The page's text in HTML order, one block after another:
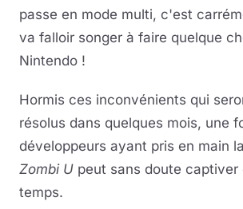
passe en mode multi, c'est
va falloir songer à faire quelque
Nintendo !
Hormis ces inconvénients qui
résolus dans quelques mois, une
développeurs ayant pris en main
Zombi U peut sans doute captiver
temps.